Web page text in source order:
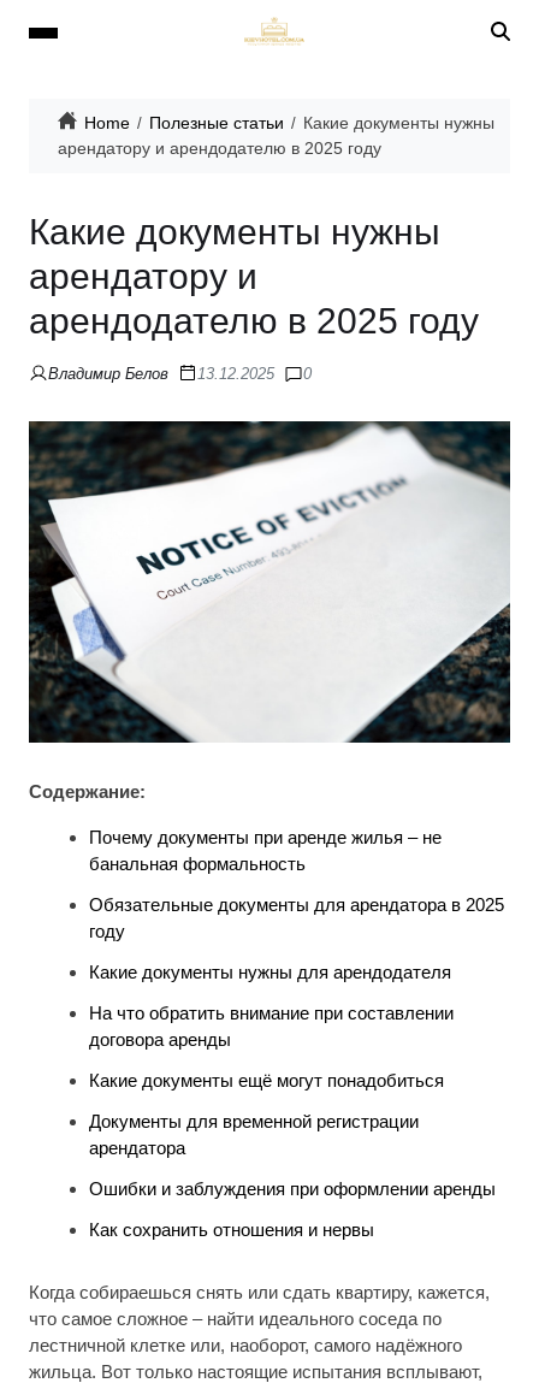
Home Полезные статьи
Какие документы нужны
арендатору и арендодателю в 2025 году
Какие документы нужны
арендатору и
арендодателю в 2025 году
Владимир Белов 13.12.2025 0
Содержание:
Почему документы при аренде жилья – не
банальная формальность
Обязательные документы для арендатора в 2025
году
Какие документы нужны для арендодателя
На что обратить внимание при составлении
договора аренды
Какие документы ещё могут понадобиться
Документы для временной регистрации
арендатора
Ошибки и заблуждения при оформлении аренды
Как сохранить отношения и нервы
Когда собираешься снять или сдать квартиру, кажется,
что самое сложное – найти идеального соседа по
лестничной клетке или, наоборот, самого надёжного
жильца. Вот только настоящие испытания всплывают,